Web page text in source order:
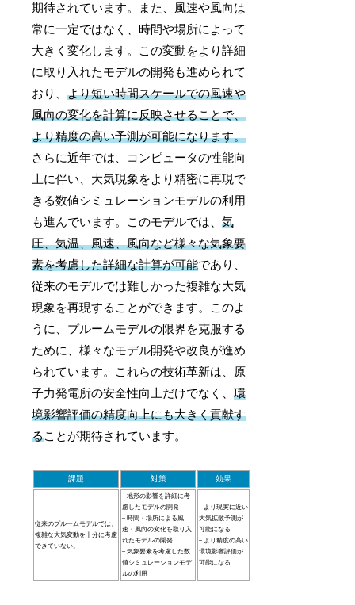
期待されています。また、風速や風向は
常に一定ではなく、時間や場所によって
大きく変化します。この変動をより詳細
に取り入れたモデルの開発も進められて
おり、より短い時間スケールでの風速や
風向の変化を計算に反映させることで、
より精度の高い予測が可能になります。
さらに近年では、コンピュータの性能向
上に伴い、大気現象をより精密に再現で
きる数値シミュレーションモデルの利用
も進んでいます。このモデルでは、気
圧、気温、風速、風向など様々な気象要
素を考慮した詳細な計算が可能であり、
従来のモデルでは難しかった複雑な大気
現象を再現することができます。このよ
うに、プルームモデルの限界を克服する
ために、様々なモデル開発や改良が進め
られています。これらの技術革新は、原
子力発電所の安全性向上だけでなく、環
境影響評価の精度向上にも大きく貢献す
ることが期待されています。
課題 対策 効果
従来のプルームモデルでは、
複雑な大気変動を十分に考慮
できていない。
– 地形の影響を詳細に考
慮したモデルの開発
– 時間・場所による風
速・風向の変化を取り入
れたモデルの開発
– 気象要素を考慮した数
値シミュレーションモデ
ルの利用
– より現実に近い
大気拡散予測が
可能になる
– より精度の高い
環境影響評価が
可能になる